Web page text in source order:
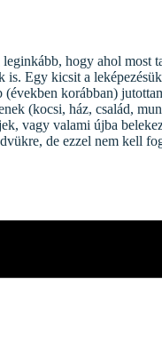
leginkább, hogy ahol most
is. Egy kicsit a
(években korábban)
(kocsi, ház, család,
vagy valami újba
de ezzel nem kell